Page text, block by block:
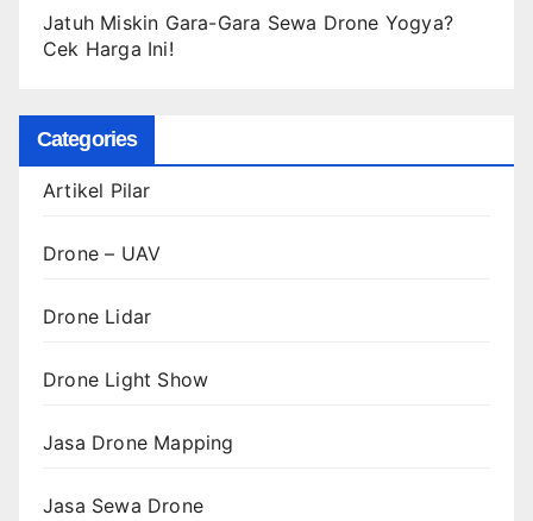
Jatuh Miskin Gara-Gara Sewa Drone Yogya?
Cek Harga Ini!
Categories
Artikel Pilar
Drone – UAV
Drone Lidar
Drone Light Show
Jasa Drone Mapping
Jasa Sewa Drone